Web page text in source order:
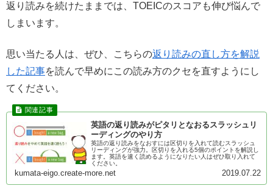
返り読みを続けたままでは、TOEICのスコアも伸び悩んで
しまいます。
思い当たる人は、ぜひ、こちらの返り読みの直し方を解説
した記事を読んで早めにこの読み方のクセを直すようにし
てください。
英語の返り読みがピタリとなおるスラッシュリ
ーディングのやり方
英語の返り読みをなおすには区切りを入れて読むスラッシュ
リーディングが強力。区切りを入れる5個のポイントを解説し
ます。英語を速く読めるようになりたい人はぜひ取り入れて
ください。
kumata-eigo.create-more.net 2019.07.22